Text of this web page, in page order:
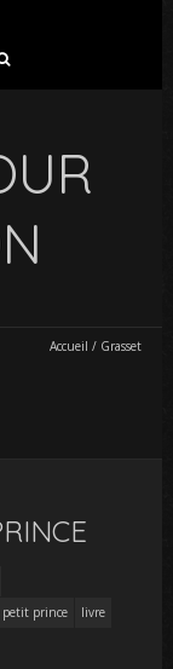
Accueil / Grasset
petit prince
livre